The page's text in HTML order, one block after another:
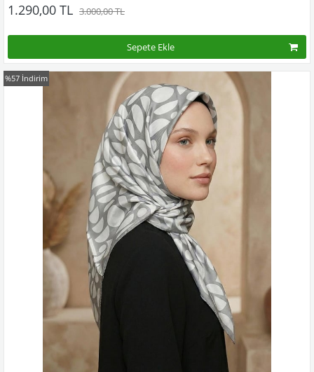
Kampanyadaki tüm modelleri görmek için buraya tıkla
1.290,00 TL 3.000,00 TL
Sepete Ekle
%57 İndirim